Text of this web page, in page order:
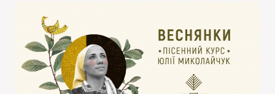
ВІДВІДАТИ
НАВЧИТИСЯ
ПОСЛУГИ